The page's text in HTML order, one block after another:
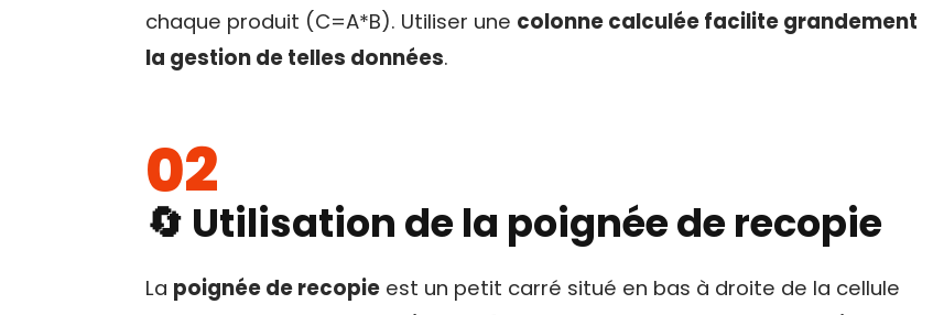
chaque produit (C=A*B). Utiliser une colonne calculée facilite grandement
la gestion de telles données.
🔄 Utilisation de la poignée de recopie
La poignée de recopie est un petit carré situé en bas à droite de la cellule